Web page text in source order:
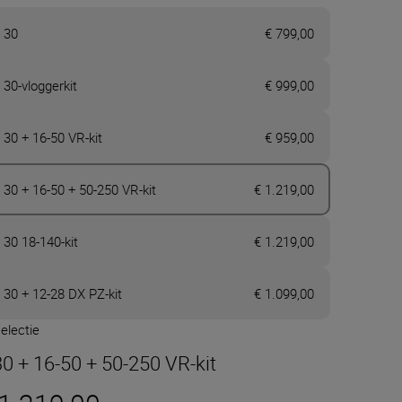
30 € 799,00
30-vloggerkit € 999,00
30 + 16-50 VR-kit € 959,00
30 + 16-50 + 50-250 VR-kit € 1.219,00
30 18-140-kit € 1.219,00
30 + 12-28 DX PZ-kit € 1.099,00
+ 16-50 + 50-250 VR-kit